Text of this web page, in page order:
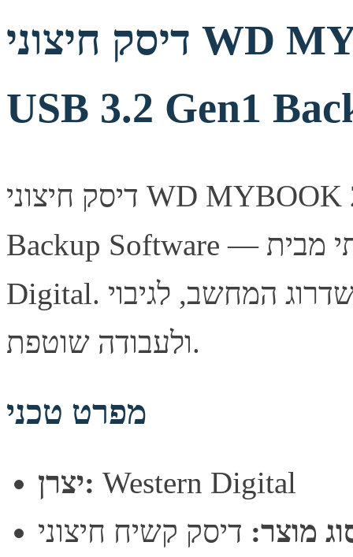
דיסק חיצוני WD MYBOOK 22TB 3.5 inch
USB 3.2 Gen1
דיסק חיצוני WD MYBOOK 22TB 3.5 inch USB 3.2 Gen1
Backup Software — דיסק קשיח חיצוני איכותי מבית Western
Digital. פתרון אחסון אמין ומהיר, מתאים לשדרוג המחשב, לגיבוי
ולעבודה שוטפת.
מפרט טכני
יצרן: Western Digital
מוצר: דיסק קשיח חיצוני